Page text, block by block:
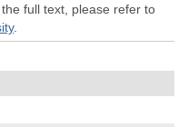
full text, please refer to
.